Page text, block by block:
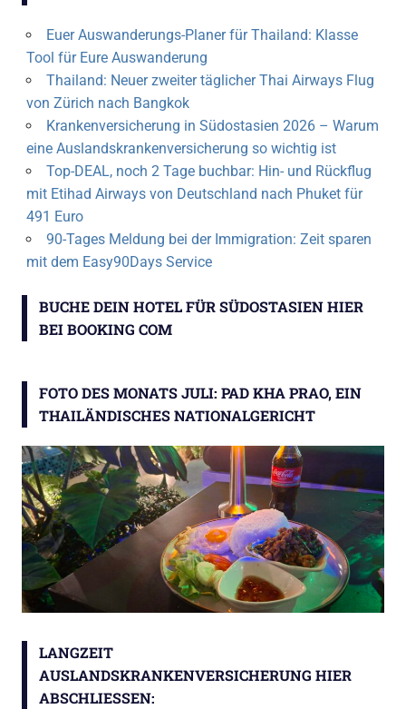
Euer Auswanderungs-Planer für Thailand: Klasse
Tool für Eure Auswanderung
Thailand: Neuer zweiter täglicher Thai Airways Flug
von Zürich nach Bangkok
Krankenversicherung in Südostasien 2026 – Warum
eine Auslandskrankenversicherung so wichtig ist
Top-DEAL, noch 2 Tage buchbar: Hin- und Rückflug
mit Etihad Airways von Deutschland nach Phuket für
491 Euro
90-Tages Meldung bei der Immigration: Zeit sparen
mit dem Easy90Days Service
BUCHE DEIN HOTEL FÜR SÜDOSTASIEN HIER
BEI BOOKING COM
FOTO DES MONATS JULI: PAD KHA PRAO, EIN
THAILÄNDISCHES NATIONALGERICHT
LANGZEIT
AUSLANDSKRANKENVERSICHERUNG HIER
ABSCHLIESSEN: